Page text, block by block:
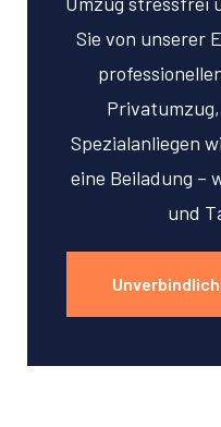
Sie von unserer
Spezialanliegen
eine Beiladung –
und